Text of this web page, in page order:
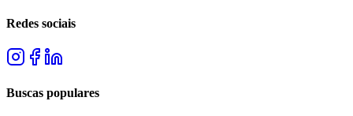
Redes sociais
Buscas populares